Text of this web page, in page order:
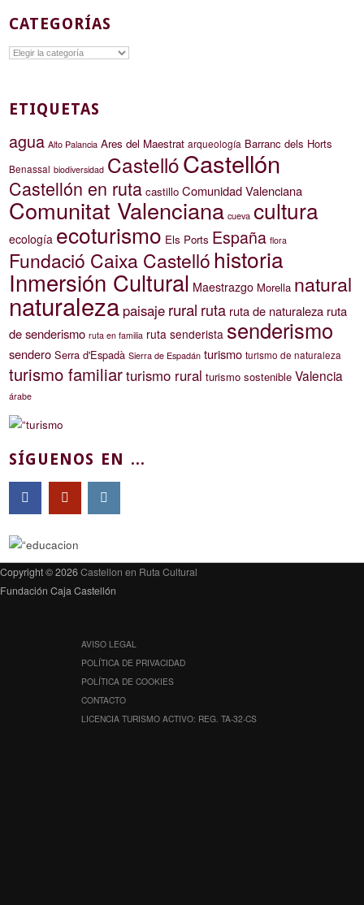
CATEGORÍAS
Categorías
ETIQUETAS
agua Alto Palancia Ares del Maestrat arqueología Barranc dels Horts
Benassal biodiversidad CastellóCastellón
Castellón en ruta castillo Comunidad Valenciana
Comunitat Valenciana cueva cultura
ecología ecoturismo Els Ports España flora
Fundació Caixa Castellóhistoria
Inmersión Cultural Maestrazgo Morella natural
naturaleza paisaje rural ruta ruta de naturaleza ruta
de senderismo ruta en familia ruta senderista senderismo
sendero Serra d'Espadà Sierra de Espadán turismo turismo de naturaleza
turismo familiarturismo rural turismo sostenible Valencia
árabe
SÍGUENOS EN ...
Copyright © 2026Castellon en Ruta Cultural
Fundación Caja Castellón
AVISO LEGAL
POLÍTICA DE PRIVACIDAD
POLÍTICA DE COOKIES
CONTACTO
LICENCIA TURISMO ACTIVO: REG. TA-32-CS